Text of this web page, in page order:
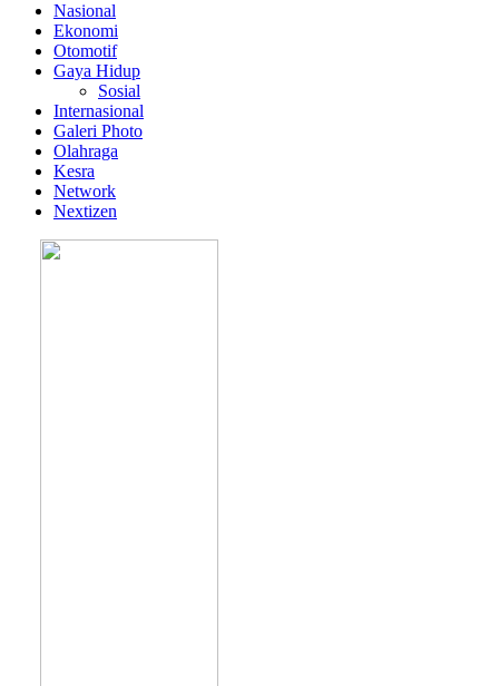
Nasional
Ekonomi
Otomotif
Gaya Hidup
Sosial
Internasional
Galeri Photo
Olahraga
Kesra
Network
Nextizen